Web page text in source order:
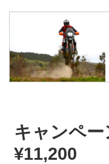
キャンペー
¥11,200